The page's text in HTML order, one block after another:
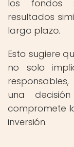
los fondos
resultados
largo plazo.
Esto sugiere
no solo
una
compromete
inversión.